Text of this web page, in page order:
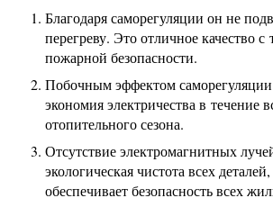
Благодаря саморегуляции он не
перегреву. Это отличное качество с
пожарной безопасности.
Побочным эффектом саморегуляции
экономия электричества в течение
отопительного сезона.
Отсутствие электромагнитных
экологическая чистота всех
обеспечивает безопасность всех